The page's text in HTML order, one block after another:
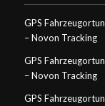
GPS
– Novon Tracking
GPS
– Novon Tracking
GPS